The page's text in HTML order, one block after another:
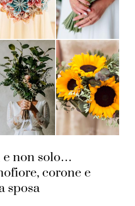
non solo…
corone e
sposa